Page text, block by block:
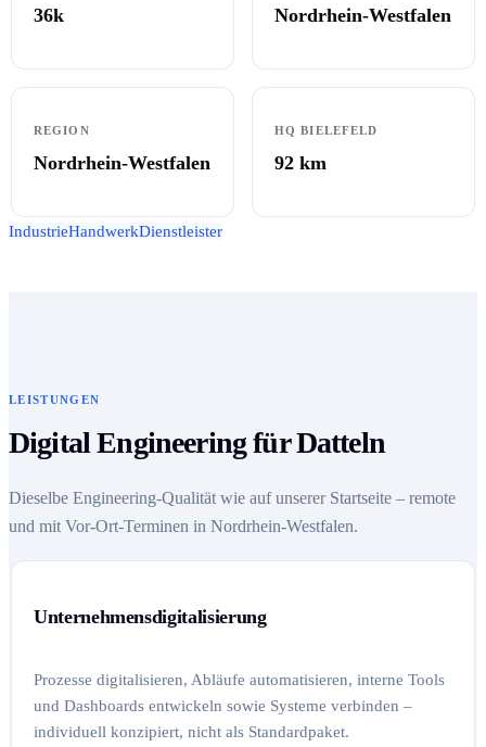
36k Nordrhein-Westfalen
REGION
Nordrhein-Westfalen
HQ BIELEFELD
92 km
IndustrieHandwerkDienstleister
LEISTUNGEN
Digital Engineering für Datteln
Dieselbe Engineering-Qualität wie auf unserer Startseite – remote
und mit Vor-Ort-Terminen in Nordrhein-Westfalen.
Unternehmensdigitalisierung
Prozesse digitalisieren, Abläufe automatisieren, interne Tools
und Dashboards entwickeln sowie Systeme verbinden –
individuell konzipiert, nicht als Standardpaket.